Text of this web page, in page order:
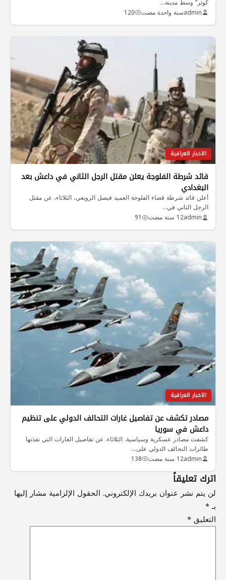
كوثر” وسط مدينة…
adminسنة واحدة مضت 120
الاخبار العراقية
قائد شرطة الفلوجة يعلن مقتل الرجل الثاني في داعش بعد
البغدادي
أعلن قائد شرطة قضاء الفلوجة العميد فيصل الزوبعي، الثلاثاء، عن مقتل
الرجل الثاني في…
admin12 سنة مضت 91
الاخبار العراقية
مصادر تكشف عن تفاصيل غارات التحالف الدولي على تنظيم
داعش في سوريا
كشفت مصادر عسكرية وسياسية. الثلاثاء. عن تفاصيل الغارات التي نفذتها
طائرات التحالف الدولي على…
admin12 سنة مضت 138
اترك تعليقاً
لن يتم نشر عنوان بريدك الإلكتروني. الحقول الإلزامية مشار إليها
بـ*
التعليق*